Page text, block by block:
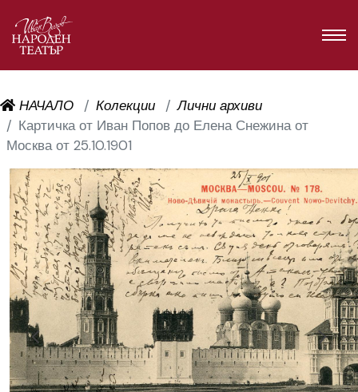
НАЧАЛО Колекции
Лични архиви
Картичка от Иван Попов до Елена Снежина от
Москва от 25.10.1901